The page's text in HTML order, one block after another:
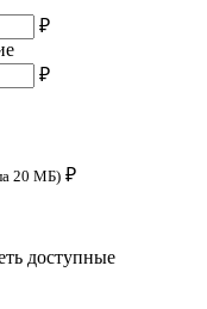
₽
₽
20 МБ) ₽
доступные